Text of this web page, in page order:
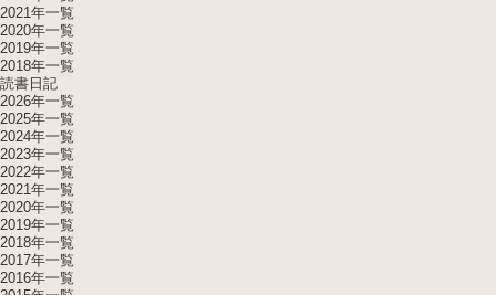
2021年一覧
2020年一覧
2019年一覧
2018年一覧
読書日記
2026年一覧
2025年一覧
2024年一覧
2023年一覧
2022年一覧
2021年一覧
2020年一覧
2019年一覧
2018年一覧
2017年一覧
2016年一覧